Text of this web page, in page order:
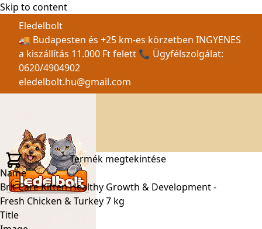
Skip to content
Eledelbolt
🚚 Budapesten és +25 km-es körzetben INGYENES
a kiszállítás 11.000 Ft felett 📞 Ügyfélszolgálat:
0620/4904902
eledelbolt.hu@gmail.com
Termék megtekintése
Name
Brit Care Kitten Healthy Growth & Development -
Fresh Chicken & Turkey 7 kg
Title